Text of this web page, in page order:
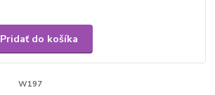
Pridať do košíka
W197